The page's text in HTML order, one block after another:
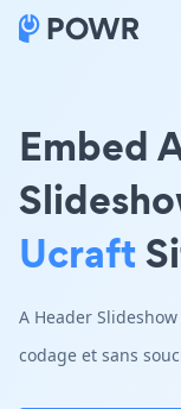
Embed
Ucraft
A Header
codage et sans